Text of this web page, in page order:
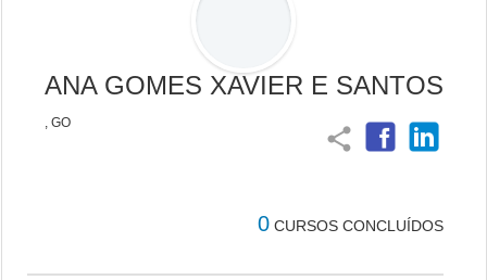
ANA GOMES XAVIER E SANTOS
, GO
share
0 CURSOS CONCLUÍDOS